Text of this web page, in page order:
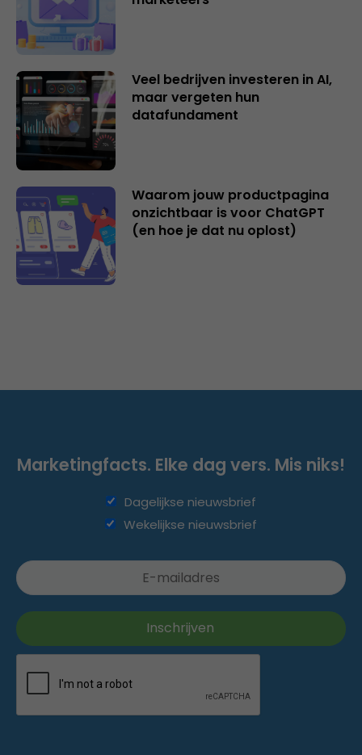
Veel bedrijven investeren in AI,
maar vergeten hun
datafundament
Waarom jouw productpagina
onzichtbaar is voor ChatGPT
(en hoe je dat nu oplost)
Marketingfacts. Elke dag vers. Mis niks!
Dagelijkse nieuwsbrief
Wekelijkse nieuwsbrief